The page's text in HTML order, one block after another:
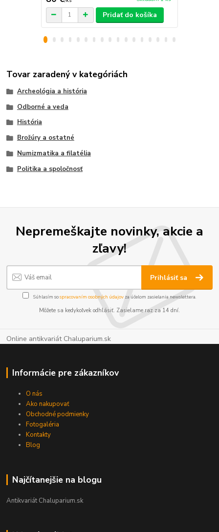
Pridať do košíka
Tovar zaradený v kategóriách
Archeológia a história
Odborné a veda
História
Brožúry a ostatné
Numizmatika a filatélia
Politika a spoločnosť
Nepremeškajte novinky, akcie a
zľavy!
Prihlásiť sa
Súhlasím sospracovaním osobných údajov za účelom zasielania newslettera.
Môžete sa kedykoľvek odhlásiť. Zasielame raz za 14 dní.
Online antikvariát Chaluparium.sk
Informácie pre zákazníkov
O nás
Ako nakupovať
Obchodné podmienky
Fotogaléria
Kontakty
Blog
Najčítanejšie na blogu
Antikvariát Chaluparium.sk